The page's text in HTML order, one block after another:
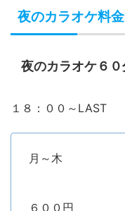
夜のカラオケ料金
夜のカラオケ６
１８：００～LAST
月～木
６００円